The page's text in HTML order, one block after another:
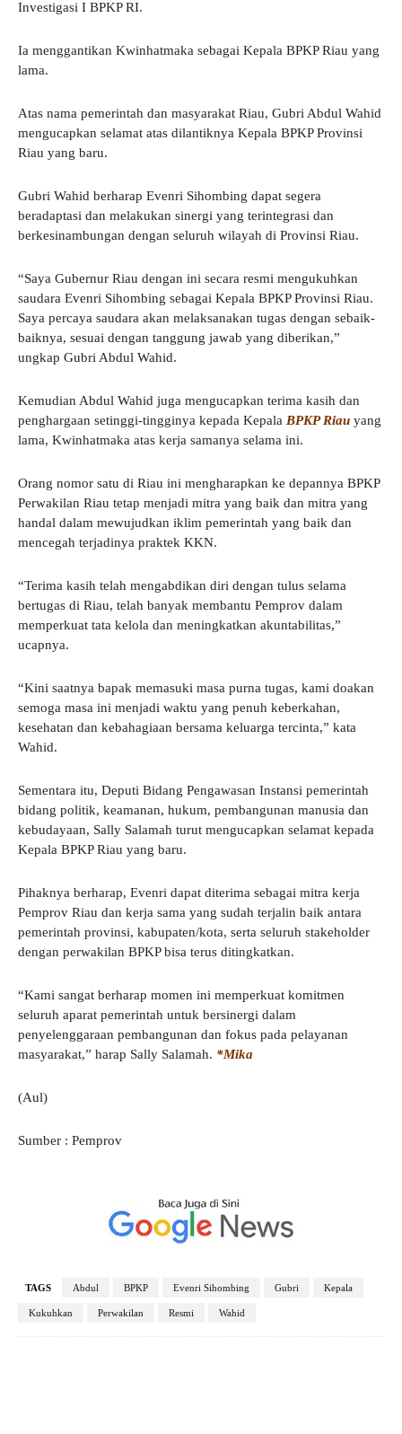
Investigasi I BPKP RI.
Ia menggantikan Kwinhatmaka sebagai Kepala BPKP Riau yang
lama.
Atas nama pemerintah dan masyarakat Riau, Gubri Abdul Wahid
mengucapkan selamat atas dilantiknya Kepala BPKP Provinsi
Riau yang baru.
Gubri Wahid berharap Evenri Sihombing dapat segera
beradaptasi dan melakukan sinergi yang terintegrasi dan
berkesinambungan dengan seluruh wilayah di Provinsi Riau.
“Saya Gubernur Riau dengan ini secara resmi mengukuhkan
saudara Evenri Sihombing sebagai Kepala BPKP Provinsi Riau.
Saya percaya saudara akan melaksanakan tugas dengan sebaik-
baiknya, sesuai dengan tanggung jawab yang diberikan,”
ungkap Gubri Abdul Wahid.
Kemudian Abdul Wahid juga mengucapkan terima kasih dan
penghargaan setinggi-tingginya kepada Kepala BPKP Riau yang
lama, Kwinhatmaka atas kerja samanya selama ini.
Orang nomor satu di Riau ini mengharapkan ke depannya BPKP
Perwakilan Riau tetap menjadi mitra yang baik dan mitra yang
handal dalam mewujudkan iklim pemerintah yang baik dan
mencegah terjadinya praktek KKN.
“Terima kasih telah mengabdikan diri dengan tulus selama
bertugas di Riau, telah banyak membantu Pemprov dalam
memperkuat tata kelola dan meningkatkan akuntabilitas,”
ucapnya.
“Kini saatnya bapak memasuki masa purna tugas, kami doakan
semoga masa ini menjadi waktu yang penuh keberkahan,
kesehatan dan kebahagiaan bersama keluarga tercinta,” kata
Wahid.
Sementara itu, Deputi Bidang Pengawasan Instansi pemerintah
bidang politik, keamanan, hukum, pembangunan manusia dan
kebudayaan, Sally Salamah turut mengucapkan selamat kepada
Kepala BPKP Riau yang baru.
Pihaknya berharap, Evenri dapat diterima sebagai mitra kerja
Pemprov Riau dan kerja sama yang sudah terjalin baik antara
pemerintah provinsi, kabupaten/kota, serta seluruh stakeholder
dengan perwakilan BPKP bisa terus ditingkatkan.
“Kami sangat berharap momen ini memperkuat komitmen
seluruh aparat pemerintah untuk bersinergi dalam
penyelenggaraan pembangunan dan fokus pada pelayanan
masyarakat,” harap Sally Salamah. *Mika
(Aul)
Sumber : Pemprov
TAGS Abdul BPKP Evenri Sihombing Gubri Kepala
Kukuhkan Perwakilan Resmi Wahid